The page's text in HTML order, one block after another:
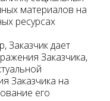
материалов на
ресурсах
Заказчик дает
Заказчика,
Заказчика на
его